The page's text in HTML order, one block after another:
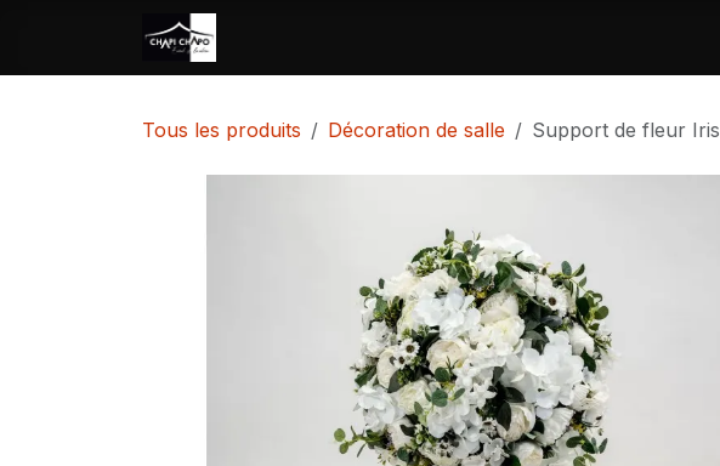
Se rendre au contenu
Tous les produits Décoration de salle Support de fleur Iris